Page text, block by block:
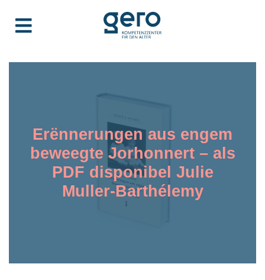
Erënnerungen aus engem
beweegte Jorhonnert – als
PDF disponibel Julie
Muller-Barthélemy